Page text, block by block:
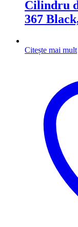
Cilindru
367
Citește mai mult